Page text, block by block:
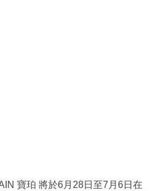
寶珀 將於6月28日至7月6日在